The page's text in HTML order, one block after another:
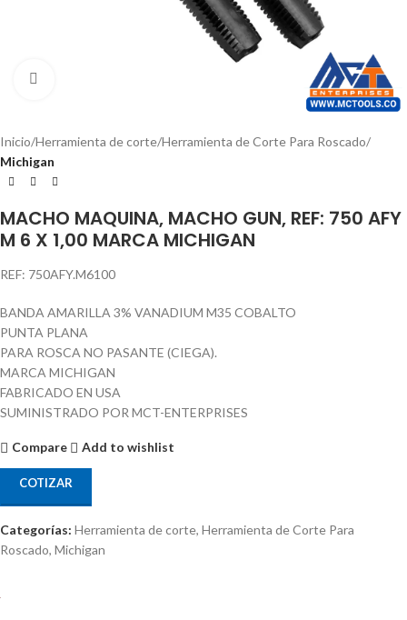
Inicio Herramienta de corte Herramienta de Corte Para Roscado
Michigan
MACHO MAQUINA, MACHO GUN, REF: 750 AFY
M 6 X 1,00 MARCA MICHIGAN
REF: 750AFY.M6100
BANDA AMARILLA 3% VANADIUM M35 COBALTO
PUNTA PLANA
PARA ROSCA NO PASANTE (CIEGA).
MARCA MICHIGAN
FABRICADO EN USA
SUMINISTRADO POR MCT-ENTERPRISES
Compare Add to wishlist
COTIZAR
Categorías: Herramienta de corte, Herramienta de Corte Para
Roscado, Michigan